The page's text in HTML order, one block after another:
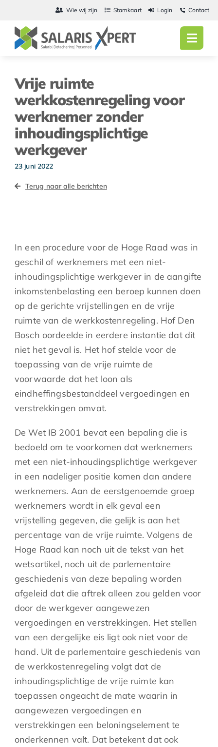
inhoud
Wie wij zijn Stamkaart Login Contact
Vrije ruimte
werkkostenregeling voor
werknemer zonder
inhoudingsplichtige
werkgever
23 juni 2022
Terug naar alle berichten
In een procedure voor de Hoge Raad was in
geschil of werknemers met een niet-
inhoudingsplichtige werkgever in de aangifte
inkomstenbelasting een beroep kunnen doen
op de gerichte vrijstellingen en de vrije
ruimte van de werkkostenregeling. Hof Den
Bosch oordeelde in eerdere instantie dat dit
niet het geval is. Het hof stelde voor de
toepassing van de vrije ruimte de
voorwaarde dat het loon als
eindheffingsbestanddeel vergoedingen en
verstrekkingen omvat.
De Wet IB 2001 bevat een bepaling die is
bedoeld om te voorkomen dat werknemers
met een niet-inhoudingsplichtige werkgever
in een nadeliger positie komen dan andere
werknemers. Aan de eerstgenoemde groep
werknemers wordt in elk geval een
vrijstelling gegeven, die gelijk is aan het
percentage van de vrije ruimte. Volgens de
Hoge Raad kan noch uit de tekst van het
wetsartikel, noch uit de parlementaire
geschiedenis van deze bepaling worden
afgeleid dat die aftrek alleen zou gelden voor
door de werkgever aangewezen
vergoedingen en verstrekkingen. Het stellen
van een dergelijke eis ligt ook niet voor de
hand. Uit de parlementaire geschiedenis van
de werkkostenregeling volgt dat de
inhoudingsplichtige de vrije ruimte kan
toepassen ongeacht de mate waarin in
aangewezen vergoedingen en
verstrekkingen een beloningselement te
onderkennen valt. Dat betekent dat ook